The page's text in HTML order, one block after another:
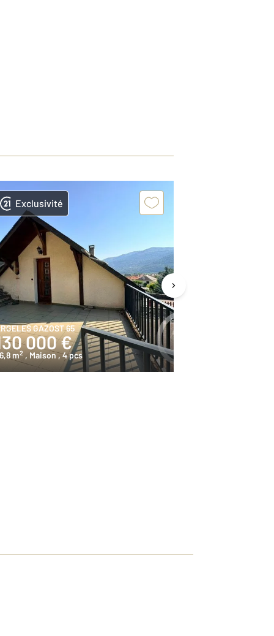
Exclusivité
GAZOST 65
000 €
m2 , Maison , 4 pcs